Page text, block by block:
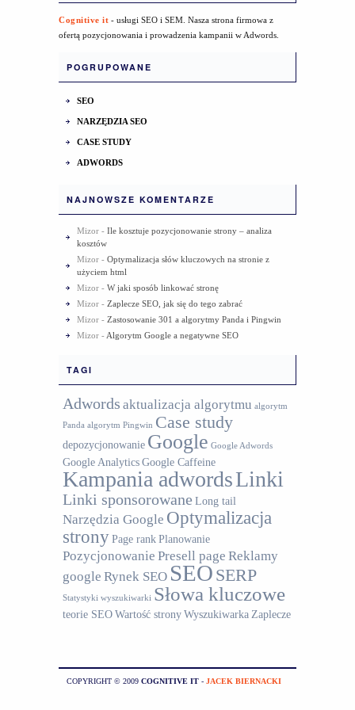
Cognitive it - usługi SEO i SEM. Nasza strona firmowa z
ofertą pozycjonowania i prowadzenia kampanii w Adwords.
POGRUPOWANE
SEO
NARZĘDZIA SEO
CASE STUDY
ADWORDS
NAJNOWSZE KOMENTARZE
Mizor - Ile kosztuje pozycjonowanie strony – analiza
kosztów
Mizor - Optymalizacja słów kluczowych na stronie z
użyciem html
Mizor - W jaki sposób linkować stronę
Mizor - Zaplecze SEO, jak się do tego zabrać
Mizor - Zastosowanie 301 a algorytmy Panda i Pingwin
Mizor - Algorytm Google a negatywne SEO
TAGI
Adwords aktualizacja algorytmu algorytm
Panda algorytm Pingwin Case study
depozycjonowanie Google Google Adwords
Google AnalyticsGoogle Caffeine
Kampania adwordsLinki
Linki sponsorowane Long tail
Narzędzia Google Optymalizacja
stronyPage rankPlanowanie
Pozycjonowanie Presell page Reklamy
google Rynek SEO SEO SERP
Statystyki wyszukiwarki Słowa kluczowe
teorie SEOWartość stronyWyszukiwarka Zaplecze
COPYRIGHT © 2009 COGNITIVE IT - JACEK BIERNACKI